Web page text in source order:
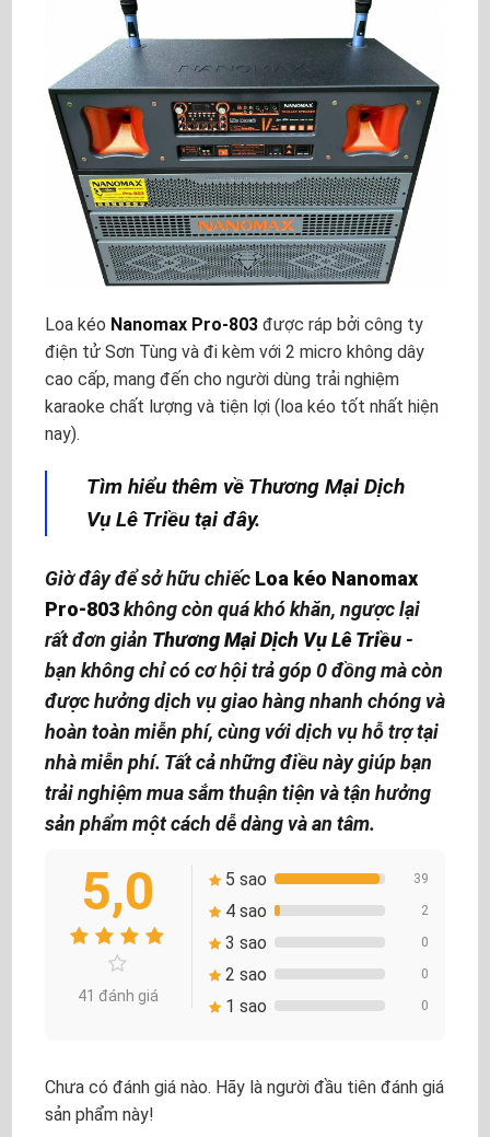
Loa kéo Nanomax Pro-803 được ráp bởi công ty
điện tử Sơn Tùng và đi kèm với 2 micro không dây
cao cấp, mang đến cho người dùng trải nghiệm
karaoke chất lượng và tiện lợi (loa kéo tốt nhất hiện
nay).
Tìm hiểu thêm về Thương Mại Dịch
Vụ Lê Triều tại đây.
Giờ đây để sở hữu chiếc Loa kéo Nanomax
Pro-803không còn quá khó khăn, ngược lại
rất đơn giản Thương Mại Dịch Vụ Lê Triều-
bạn không chỉ có cơ hội trả góp 0 đồng mà còn
được hưởng dịch vụ giao hàng nhanh chóng và
hoàn toàn miễn phí, cùng với dịch vụ hỗ trợ tại
nhà miễn phí. Tất cả những điều này giúp bạn
trải nghiệm mua sắm thuận tiện và tận hưởng
sản phẩm một cách dễ dàng và an tâm.
5,0
41 đánh giá
5 sao 39
4 sao 2
3 sao 0
2 sao 0
1 sao 0
Chưa có đánh giá nào. Hãy là người đầu tiên đánh giá
sản phẩm này!